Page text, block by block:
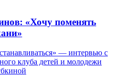
«Хочу поменять